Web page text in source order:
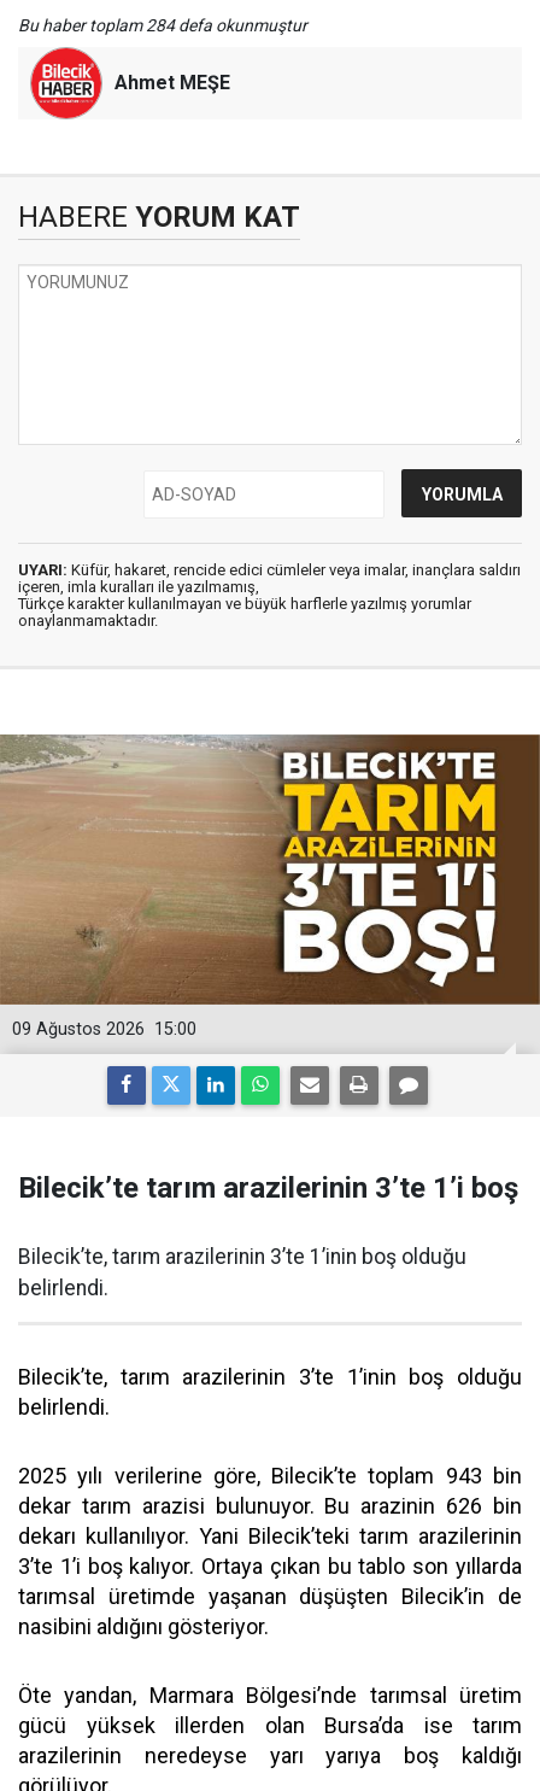
Bu haber toplam 284 defa okunmuştur
Ahmet MEŞE
HABERE YORUM KAT
UYARI: Küfür, hakaret, rencide edici cümleler veya imalar, inançlara saldırı
içeren, imla kuralları ile yazılmamış,
Türkçe karakter kullanılmayan ve büyük harflerle yazılmış yorumlar
onaylanmamaktadır.
15:00
09 Ağustos 2026
Bilecik’te tarım arazilerinin 3’te 1’i boş
Bilecik’te, tarım arazilerinin 3’te 1’inin boş olduğu
belirlendi.
Bilecik’te, tarım arazilerinin 3’te 1’inin boş olduğu
belirlendi.
2025 yılı verilerine göre, Bilecik’te toplam 943 bin
dekar tarım arazisi bulunuyor. Bu arazinin 626 bin
dekarı kullanılıyor. Yani Bilecik’teki tarım arazilerinin
3’te 1’i boş kalıyor. Ortaya çıkan bu tablo son yıllarda
tarımsal üretimde yaşanan düşüşten Bilecik’in de
nasibini aldığını gösteriyor.
Öte yandan, Marmara Bölgesi’nde tarımsal üretim
gücü yüksek illerden olan Bursa’da ise tarım
arazilerinin neredeyse yarı yarıya boş kaldığı
görülüyor.